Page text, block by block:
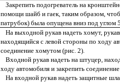
Закрепить подогреватель на
помощи шайб и гаек, таким образом,
патрубок) была опущена вниз под углом
На выходной рукав надеть хомут,
находящийся с левой стороны по ходу
соединение хомутом (рис. 2).
Входной рукав надеть на штуцер,
ходу автомобиля и закрепить
На входной рукав надеть защитные